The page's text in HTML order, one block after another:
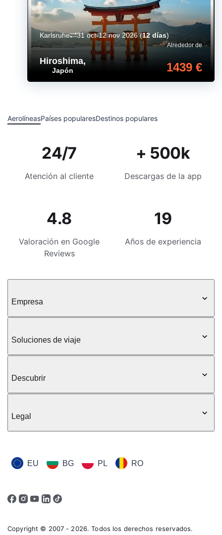
Hiroshima,
Japón
Alrededor de
1439 €
Karlsruhe 31 oct-12 nov 2026(12 días)
AerolíneasPaíses popularesDestinos populares
24/7
Atención al cliente
+ 500k
Descargas de la app
4.8
Valoración en Google
Reviews
19
Años de experiencia
Empresa
Soluciones de viaje
Descubrir
Legal
EU BG PL RO
Copyright © 2007 - 2026. Todos los derechos reservados.